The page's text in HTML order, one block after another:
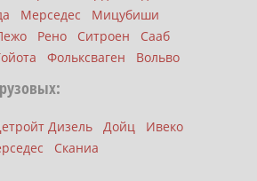
Мерседес
Мицубиши
Рено Ситроен
Сааб
Фольксваген Вольво
Дизель Дойц
Ивеко
Сканиа